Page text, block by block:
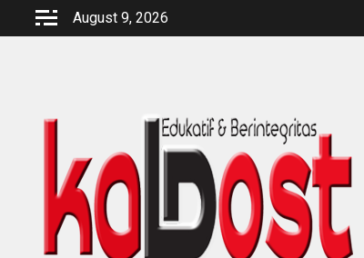
August 9, 2026